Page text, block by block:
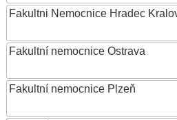
Fakultni Nemocnice Hradec
Fakultní nemocnice Ostrava
Fakultní nemocnice Plzeň